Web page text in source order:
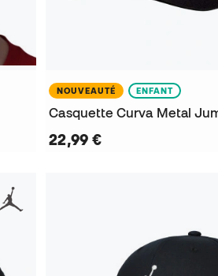
NOUVEAUTÉ ENFANT
Casquette Curva Metal
22,99 €